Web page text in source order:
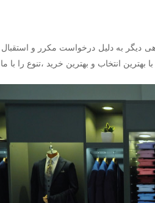
به دلیل درخواست مکرر و استقبال
انتخاب و بهترین خرید ،تنوع را با